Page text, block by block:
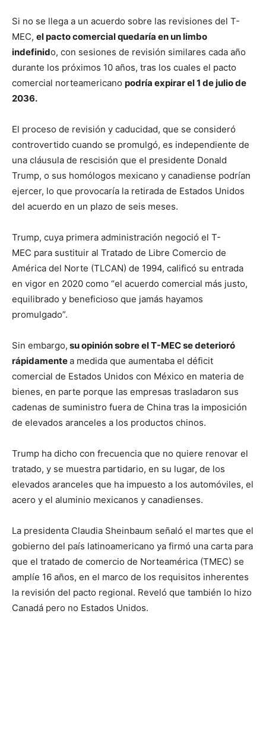
Si no se llega a un acuerdo sobre las revisiones del T-
MEC, el pacto comercial quedaría en un limbo
indefinido, con sesiones de revisión similares cada año
durante los próximos 10 años, tras los cuales el pacto
comercial norteamericano podría expirar el 1 de julio de
2036.
El proceso de revisión y caducidad, que se consideró
controvertido cuando se promulgó, es independiente de
una cláusula de rescisión que el presidente Donald
Trump, o sus homólogos mexicano y canadiense podrían
ejercer, lo que provocaría la retirada de Estados Unidos
del acuerdo en un plazo de seis meses.
Trump, cuya primera administración negoció el T-
MEC para sustituir al Tratado de Libre Comercio de
América del Norte (TLCAN) de 1994, calificó su entrada
en vigor en 2020 como “el acuerdo comercial más justo,
equilibrado y beneficioso que jamás hayamos
promulgado”.
Sin embargo, su opinión sobre el T-MEC se deterioró
rápidamentea medida que aumentaba el déficit
comercial de Estados Unidos con México en materia de
bienes, en parte porque las empresas trasladaron sus
cadenas de suministro fuera de China tras la imposición
de elevados aranceles a los productos chinos.
Trump ha dicho con frecuencia que no quiere renovar el
tratado, y se muestra partidario, en su lugar, de los
elevados aranceles que ha impuesto a los automóviles, el
acero y el aluminio mexicanos y canadienses.
La presidenta Claudia Sheinbaum señaló el martes que el
gobierno del país latinoamericano ya firmó una carta para
que el tratado de comercio de Norteamérica (TMEC) se
amplíe 16 años, en el marco de los requisitos inherentes
la revisión del pacto regional. Reveló que también lo hizo
Canadá pero no Estados Unidos.